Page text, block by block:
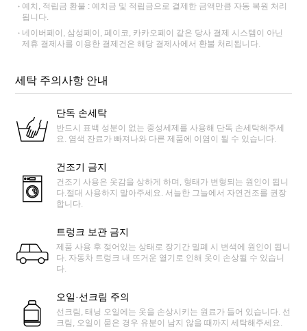
예치, 적립금 환불 : 예치금 및 적립금으로 결제한 금액만큼 자동 복원 처리
됩니다.
네이버페이, 삼성페이, 페이코, 카카오페이 같은 당사 결제 시스템이 아닌
제휴 결제사를 이용한 결제건은 해당 결제사에서 환불 처리됩니다.
세탁 주의사항 안내
단독 손세탁
반드시 표백 성분이 없는 중성세제를 사용해 단독 손세탁해주세
요. 염색 잔료가 빠져나와 다른 제품에 이염이 될 수 있습니다.
건조기 금지
건조기 사용은 옷감을 상하게 하며, 형태가 변형되는 원인이 됩니
다.절대 사용하지 말아주세요. 서늘한 그늘에서 자연건조를 권장
합니다.
트렁크 보관 금지
제품 사용 후 젖어있는 상태로 장기간 밀폐 시 변색에 원인이 됩니
다. 자동차 트렁크 내 뜨거운 열기로 인해 옷이 손상될 수 있습니
다.
오일·선크림 주의
선크림, 태닝 오일에는 옷을 손상시키는 원료가 들어 있습니다. 선
크림, 오일이 묻은 경우 유분이 남지 않을 때까지 세탁해주세요.